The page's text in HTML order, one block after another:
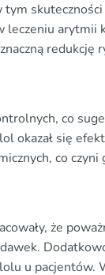
skuteczności
leczeniu arytmii
redukcję
co
okazał się
co czyni
że
u pacjentów.